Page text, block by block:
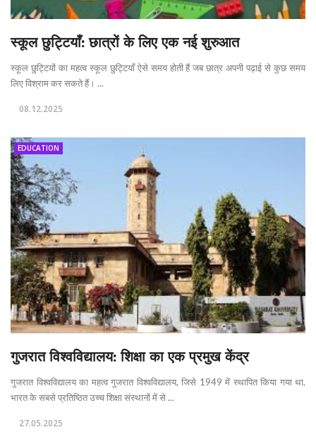
स्कूल छुट्टियाँ: छात्रों के लिए एक नई शुरुआत
स्कूल छुट्टियों का महत्व स्कूल छुट्टियाँ ऐसे समय होती हैं जब छात्र अपनी पढ़ाई से कुछ समय
लिए विश्राम कर सकते हैं। ...
08.12.2025
EDUCATION
गुजरात विश्वविद्यालय: शिक्षा का एक प्रमुख केंद्र
गुजरात विश्वविद्यालय का महत्व गुजरात विश्वविद्यालय, जिसे 1949 में स्थापित किया गया था,
भारत के सबसे प्रतिष्ठित उच्च शिक्षा संस्थानों में से ...
27.05.2025